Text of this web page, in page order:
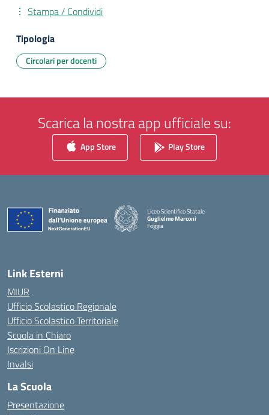
Stampa / Condividi
Tipologia
Circolari per docenti
Scarica la nostra app ufficiale su:
App Store Play Store
Liceo Scientifico Statale
Guglielmo Marconi
Foggia
— Visita la pagina iniziale della scuola
Link Esterni
MIUR
Ufficio Scolastico Regionale
Ufficio Scolastico Territoriale
Scuola in Chiaro
Iscrizioni On Line
Invalsi
La Scuola
Presentazione